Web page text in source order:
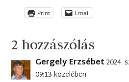
Print Email
2 hozzászólás
Gergely Erzsébet2024.
09:13 közelében